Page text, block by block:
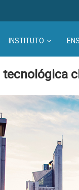
INSTITUTO